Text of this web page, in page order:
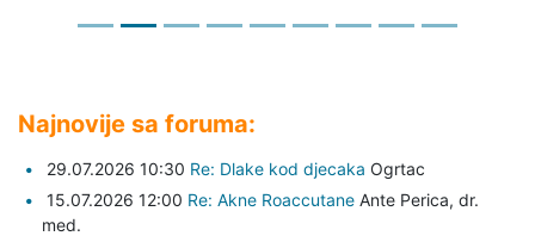
Najnovije sa foruma:
29.07.2026 10:30 Re: Dlake kod djecaka Ogrtac
15.07.2026 12:00 Re: Akne Roaccutane Ante Perica, dr.
med.